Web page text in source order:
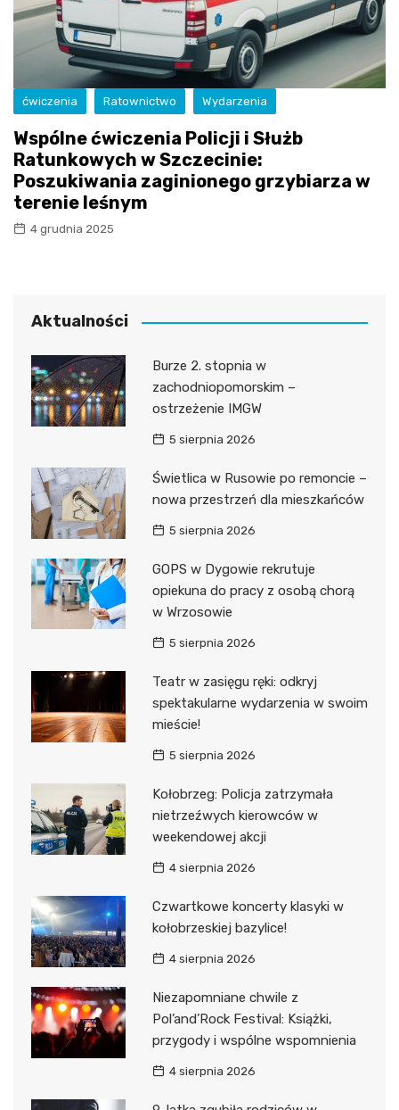
ćwiczenia Ratownictwo Wydarzenia
Wspólne ćwiczenia Policji i Służb
Ratunkowych w Szczecinie:
Poszukiwania zaginionego grzybiarza w
terenie leśnym
4 grudnia 2025
Aktualności
Burze 2. stopnia w
zachodniopomorskim –
ostrzeżenie IMGW
5 sierpnia 2026
Świetlica w Rusowie po remoncie –
nowa przestrzeń dla mieszkańców
5 sierpnia 2026
GOPS w Dygowie rekrutuje
opiekuna do pracy z osobą chorą
w Wrzosowie
5 sierpnia 2026
Teatr w zasięgu ręki: odkryj
spektakularne wydarzenia w swoim
mieście!
5 sierpnia 2026
Kołobrzeg: Policja zatrzymała
nietrzeźwych kierowców w
weekendowej akcji
4 sierpnia 2026
Czwartkowe koncerty klasyki w
kołobrzeskiej bazylice!
4 sierpnia 2026
Niezapomniane chwile z
Pol’and’Rock Festival: Książki,
przygody i wspólne wspomnienia
4 sierpnia 2026